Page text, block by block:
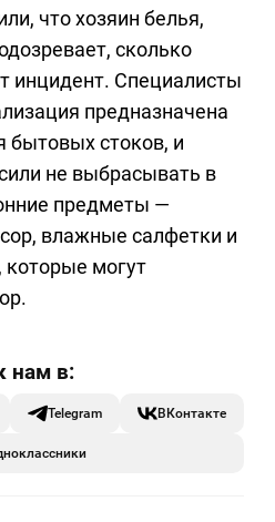
что хозяин белья,
сколько
инцидент. Специалисты
предназначена
бытовых стоков, и
не выбрасывать в
предметы —
влажные салфетки и
могут
Telegram ВКонтакте